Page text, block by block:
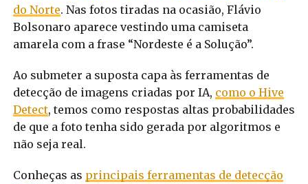
do Norte. Nas fotos tiradas na ocasião, Flávio
Bolsonaro aparece vestindo uma camiseta
amarela com a frase “Nordeste é a Solução”.
Ao submeter a suposta capa às ferramentas de
detecção de imagens criadas por IA, como o Hive
Detect, temos como respostas altas probabilidades
de que a foto tenha sido gerada por algoritmos e
não seja real.
Conheças as principais ferramentas de detecção